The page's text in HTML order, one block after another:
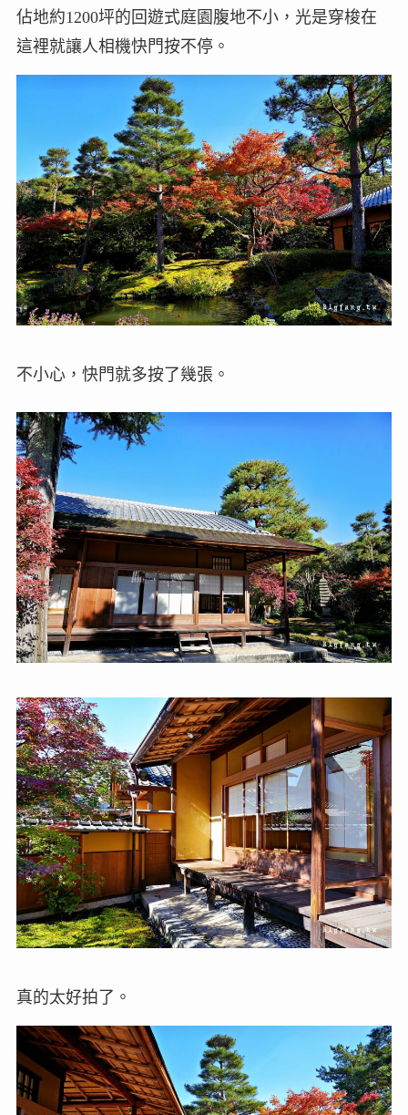
佔地約1200坪的回遊式庭園腹地不小，光是穿梭在
這裡就讓人相機快門按不停。
不小心，快門就多按了幾張。
真的太好拍了。